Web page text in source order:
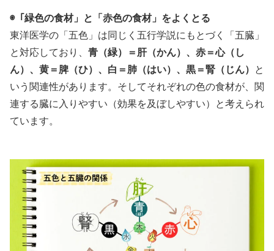
◉「緑色の食材」と「赤色の食材」をよくとる
東洋医学の「五色」は同じく五行学説にもとづく「五臓」
と対応しており、 青（緑）＝肝（かん）、赤＝心（し
ん）、黄＝脾（ひ）、白＝肺（はい）、黒＝腎（じん）
と
いう関連性があります。そしてそれぞれの色の食材が、関
連する臓に入りやすい（効果を及ぼしやすい）と考えられ
ています。